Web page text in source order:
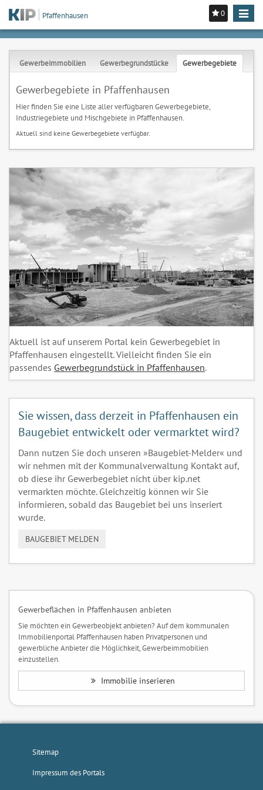
0
Toggle
Pfaffenhausen
Gewerbeimmobilien Gewerbegrundstücke Gewerbegebiete
Gewerbegebiete in Pfaffenhausen
Hier finden Sie eine Liste aller verfügbaren Gewerbegebiete,
Industriegebiete und Mischgebiete in Pfaffenhausen.
Aktuell sind keine Gewerbegebiete verfügbar.
Aktuell ist auf unserem Portal kein Gewerbegebiet in
Pfaffenhausen eingestellt. Vielleicht finden Sie ein
passendes Gewerbegrundstück in Pfaffenhausen.
Sie wissen, dass derzeit in Pfaffenhausen ein
Baugebiet entwickelt oder vermarktet wird?
Dann nutzen Sie doch unseren »Baugebiet-Melder« und
wir nehmen mit der Kommunalverwaltung Kontakt auf,
ob diese ihr Gewerbegebiet nicht über kip.net
vermarkten möchte. Gleichzeitig können wir Sie
informieren, sobald das Baugebiet bei uns inseriert
wurde.
BAUGEBIET MELDEN
Gewerbeflächen in Pfaffenhausen anbieten
Sie möchten ein Gewerbeobjekt anbieten? Auf dem kommunalen
Immobilienportal Pfaffenhausen haben Privatpersonen und
gewerbliche Anbieter die Möglichkeit, Gewerbeimmobilien
einzustellen.
Immobilie inserieren
Sitemap
Impressum des Portals